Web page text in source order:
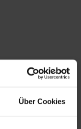
Über Cookies
cm, 302 cm